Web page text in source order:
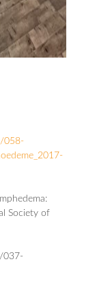
058-
Society of
037-